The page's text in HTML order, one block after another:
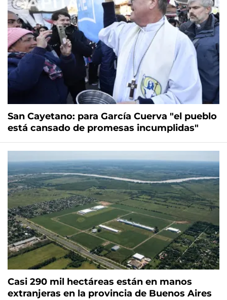
San Cayetano: para García Cuerva "el pueblo
está cansado de promesas incumplidas"
Casi 290 mil hectáreas están en manos
extranjeras en la provincia de Buenos Aires